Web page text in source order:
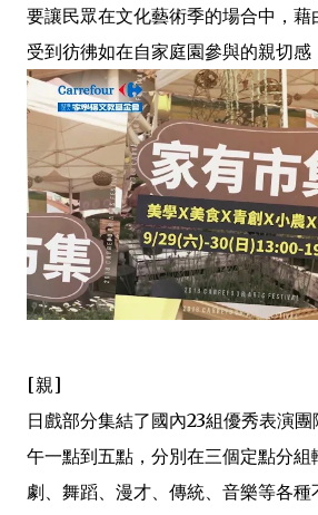
要讓民眾在文化藝術季的場合中，
受到彷彿如在自家庭園參與的親切感
[親]
日戲部分集結了國內23組優秀表演
午一點到五點，分別在三個定點分
劇、舞蹈、漫才、傳統、音樂等各